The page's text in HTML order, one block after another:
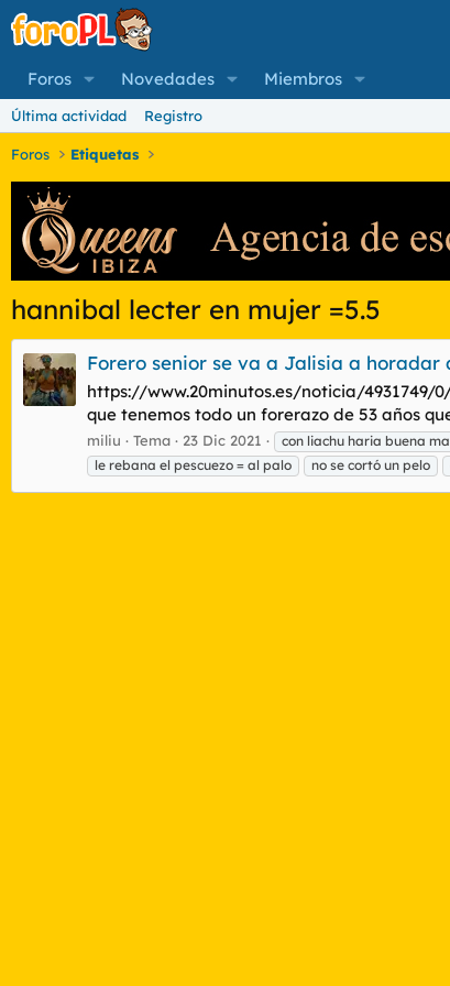
Foros Novedades Miembros
Última actividad Registro
Foros Etiquetas
hannibal lecter en mujer =5.5
Forero senior se va a Jalisia a
https://www.20minutos.es/noticia/
que tenemos todo un forerazo de 53 años
miliu Tema 23 Dic 2021 con liachu haria buena
le rebana el pescuezo = al palo
no se cortó un pelo